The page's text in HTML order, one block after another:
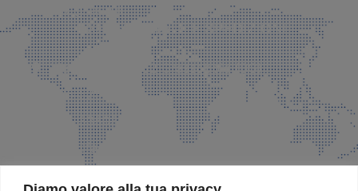
info@faeg.it
COMMERCIALE E SPEDIZIONI
Via Padre Elzi, 32 Grassobbio (BG)
035 525015
035 335037
info@faeg.it
SITE MAP